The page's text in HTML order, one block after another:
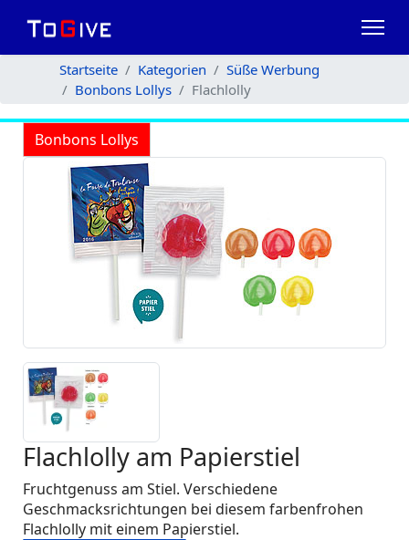
Startseite Kategorien
Süße Werbung
Bonbons Lollys
Flachlolly
Bonbons Lollys
Flachlolly am Papierstiel
Fruchtgenuss am Stiel. Verschiedene
Geschmacksrichtungen bei diesem farbenfrohen
Flachlolly mit einem Papierstiel.